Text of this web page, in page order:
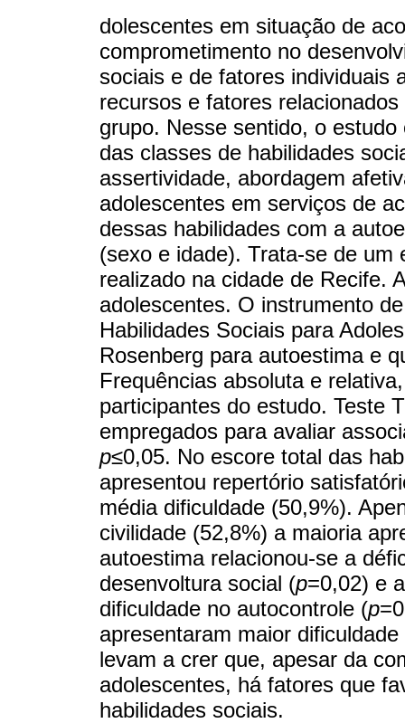
dolescentes em situação de
comprometimento no
sociais e de fatores individuais
recursos e fatores
grupo. Nesse sentido, o
das classes de habilidades
assertividade, abordagem
adolescentes em serviços de
dessas habilidades com a
(sexo e idade). Trata-se de
realizado na cidade de Recife.
adolescentes. O instrumento
Habilidades Sociais para
Rosenberg para autoestima e
Frequências absoluta e
participantes do estudo. Teste
empregados para avaliar
p≤0,05. No escore total das
apresentou repertório
média dificuldade (50,9%).
civilidade (52,8%) a maioria
autoestima relacionou-se a
desenvoltura social (p=0,02) e
dificuldade no autocontrole (p
apresentaram maior
levam a crer que, apesar da
adolescentes, há fatores que
habilidades sociais.